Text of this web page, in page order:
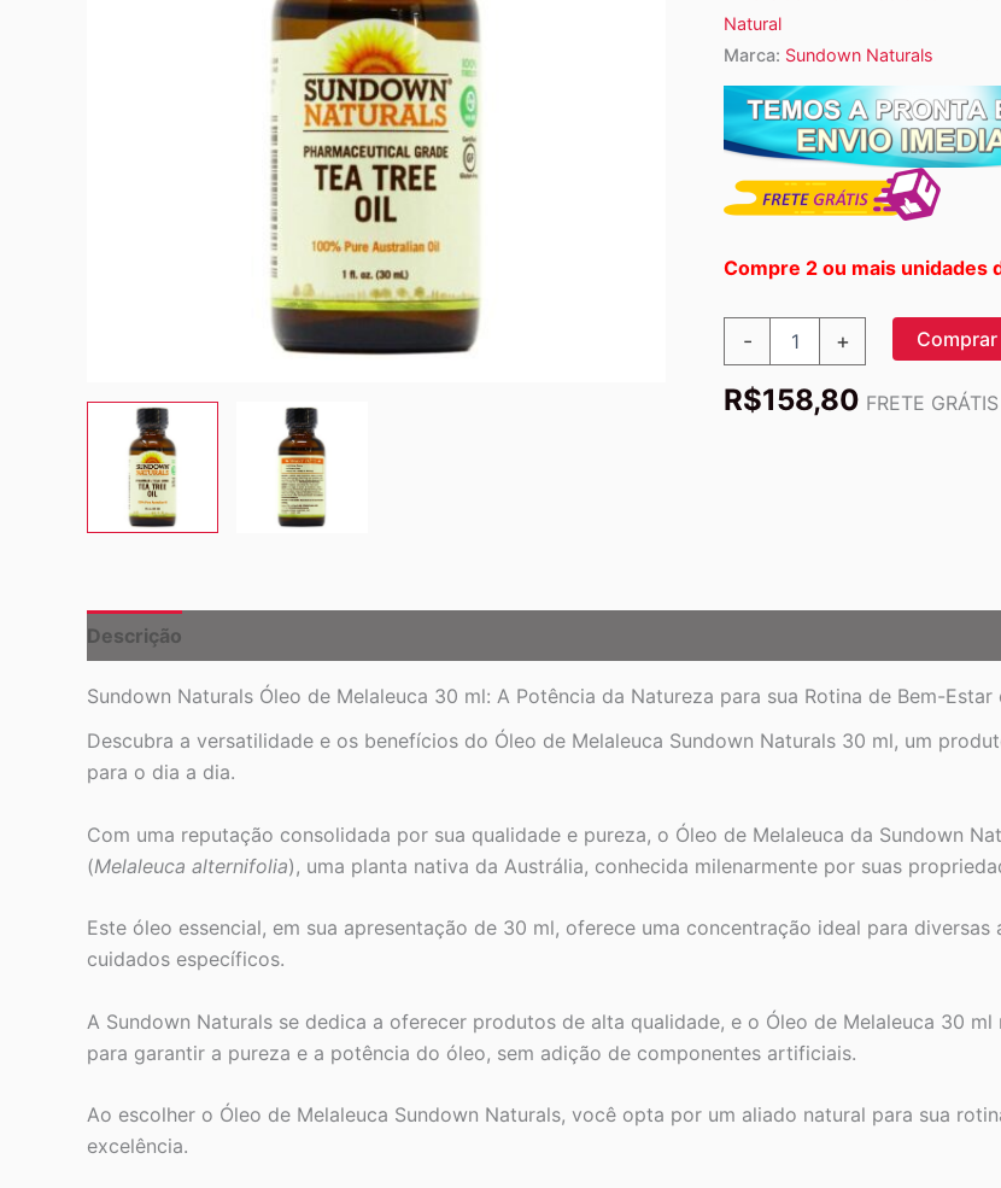
Natural
Marca: Sundown Naturals
Compre 2 ou mais unidades
-
de
Natural
+ Comprar
R$158,80 FRETE
Descrição
Sundown Naturals Óleo de Melaleuca 30 ml: A Potência da Natureza para sua Rotina de Bem-Estar
Descubra a versatilidade e os benefícios do Óleo de Melaleuca Sundown Naturals 30 ml, um
para o dia a dia.
Com uma reputação consolidada por sua qualidade e pureza, o Óleo de Melaleuca da Sundown
(Melaleuca alternifolia), uma planta nativa da Austrália, conhecida milenarmente por suas
Este óleo essencial, em sua apresentação de 30 ml, oferece uma concentração ideal para
cuidados específicos.
A Sundown Naturals se dedica a oferecer produtos de alta qualidade, e o Óleo de Melaleuca 30
para garantir a pureza e a potência do óleo, sem adição de componentes artificiais.
Ao escolher o Óleo de Melaleuca Sundown Naturals, você opta por um aliado natural para sua
excelência.